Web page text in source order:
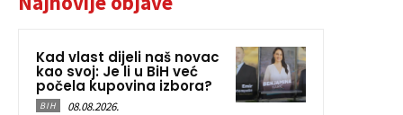
Kad vlast dijeli naš novac
kao svoj: Je li u BiH već
počela kupovina izbora?
BIH 08.08.2026.